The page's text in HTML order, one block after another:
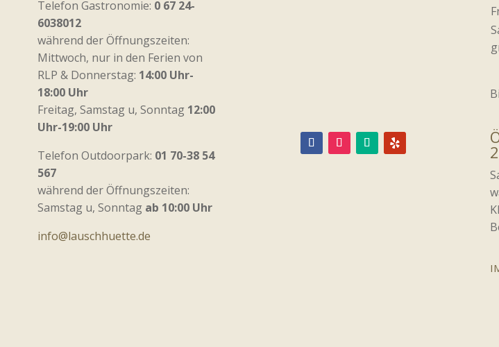
Telefon Gastronomie: 0 67 24-
6038012
während der Öffnungszeiten:
Mittwoch, nur in den Ferien von
RLP & Donnerstag: 14:00 Uhr-
18:00 Uhr
Freitag, Samstag u, Sonntag 12:00
Uhr-19:00 Uhr
Telefon Outdoorpark: 01 70-38 54
567
während der Öffnungszeiten:
Samstag u, Sonntagab 10:00 Uhr
info@lauschhuette.de